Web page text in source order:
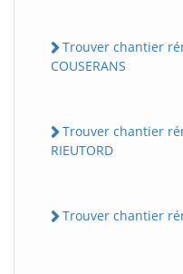
Trouver chantier
COUSERANS
Trouver chantier
RIEUTORD
Trouver chantier